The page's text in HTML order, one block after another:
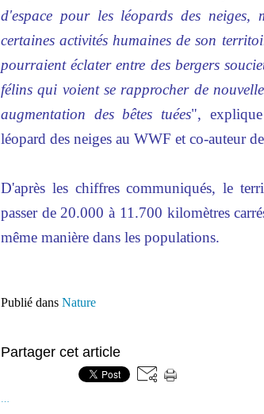
d'espace pour les léopards des
certaines activités humaines de son
pourraient éclater entre des bergers
félins qui voient se rapprocher de
augmentation des bêtes tuées",
léopard des neiges au WWF et co-auteur
D'après les chiffres communiqués, le
passer de 20.000 à 11.700 kilomètres
même manière dans les populations.
Publié dans Nature
Partager cet article